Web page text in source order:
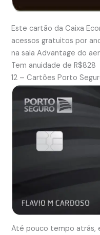
Este cartão da Caixa
acessos gratuitos por
na sala Advantage do
Tem anuidade de R$828
12 – Cartões Porto
Até pouco tempo atrás,